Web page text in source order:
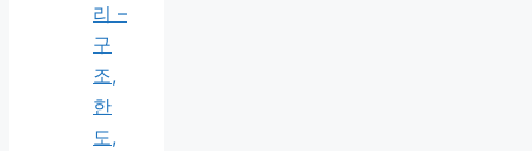
리 –
구
조,
한
도,